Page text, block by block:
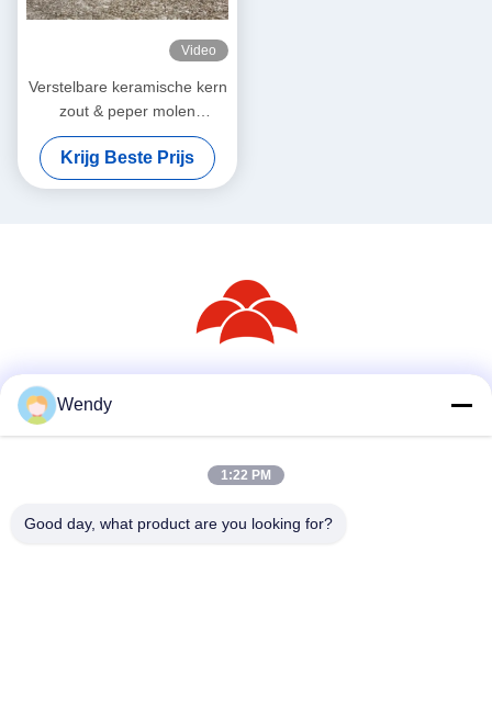
Video
Verstelbare keramische kern
zout & peper molen
paddenstoel vorm houten
pot
Krijg Beste Prijs
Wendy
1:22 PM
Good day, what product are you looking for?